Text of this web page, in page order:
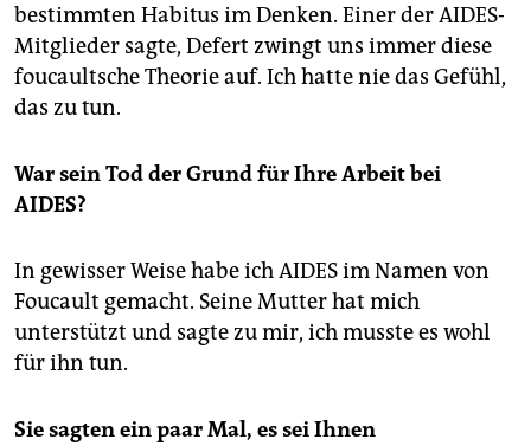
bestimmten Habitus im Denken. Einer der AIDES-
Mitglieder sagte, Defert zwingt uns immer diese
foucaultsche Theorie auf. Ich hatte nie das Gefühl,
das zu tun.
War sein Tod der Grund für Ihre Arbeit bei
AIDES?
In gewisser Weise habe ich AIDES im Namen von
Foucault gemacht. Seine Mutter hat mich
unterstützt und sagte zu mir, ich musste es wohl
für ihn tun.
Sie sagten ein paar Mal, es sei Ihnen